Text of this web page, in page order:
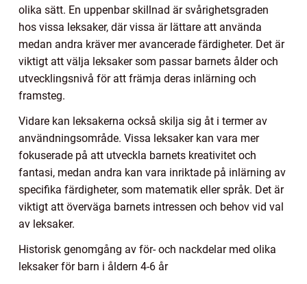
olika sätt. En uppenbar skillnad är svårighetsgraden
hos vissa leksaker, där vissa är lättare att använda
medan andra kräver mer avancerade färdigheter. Det är
viktigt att välja leksaker som passar barnets ålder och
utvecklingsnivå för att främja deras inlärning och
framsteg.
Vidare kan leksakerna också skilja sig åt i termer av
användningsområde. Vissa leksaker kan vara mer
fokuserade på att utveckla barnets kreativitet och
fantasi, medan andra kan vara inriktade på inlärning av
specifika färdigheter, som matematik eller språk. Det är
viktigt att överväga barnets intressen och behov vid val
av leksaker.
Historisk genomgång av för- och nackdelar med olika
leksaker för barn i åldern 4-6 år